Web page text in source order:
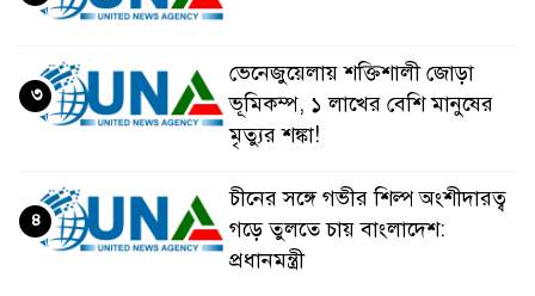
ভেনেজুয়েলায় শক্তিশালী জোড়া
ভূমিকম্প, ১ লাখের বেশি মানুষের
মৃত্যুর শঙ্কা!
৩
চীনের সঙ্গে গভীর শিল্প অংশীদারত্ব
গড়ে তুলতে চায় বাংলাদেশ:
প্রধানমন্ত্রী
৪